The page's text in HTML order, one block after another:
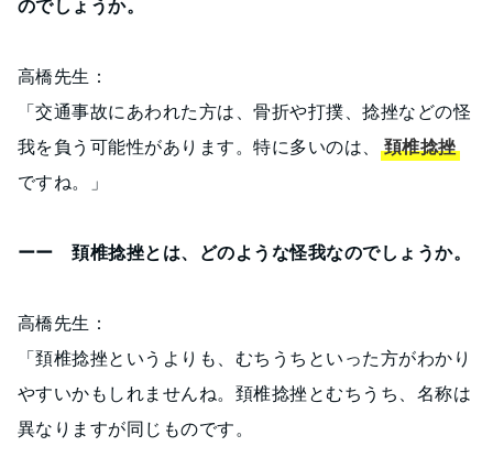
のでしょうか。
高橋先生：
「交通事故にあわれた方は、骨折や打撲、捻挫などの怪
我を負う可能性があります。特に多いのは、
頚椎捻挫
ですね。」
ーー 頚椎捻挫とは、どのような怪我なのでしょうか。
高橋先生：
「頚椎捻挫というよりも、むちうちといった方がわかり
やすいかもしれませんね。頚椎捻挫とむちうち、名称は
異なりますが同じものです。